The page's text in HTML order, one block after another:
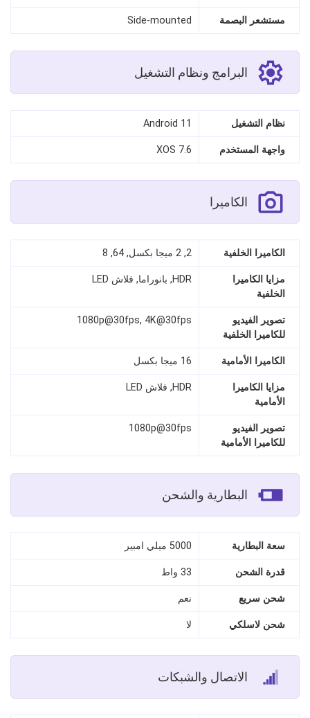
مستشعر البصمة Side-mounted
البرامج ونظام التشغيل
نظام التشغيل Android 11
واجهة المستخدم XOS 7.6
الكاميرا
الكاميرا الخلفية 2, 2 ميجا بكسل, 64, 8
مزايا الكاميرا
الخلفية
HDR, بانوراما, فلاش LED
تصوير الفيديو
للكاميرا الخلفية
1080p@30fps, 4K@30fps
الكاميرا الأمامية 16 ميجا بكسل
مزايا الكاميرا
الأمامية
HDR, فلاش LED
تصوير الفيديو
للكاميرا الأمامية
1080p@30fps
البطارية والشحن
سعة البطارية 5000 ميلي امبير
قدرة الشحن 33 واط
شحن سريع نعم
شحن لاسلكي لا
الاتصال والشبكات